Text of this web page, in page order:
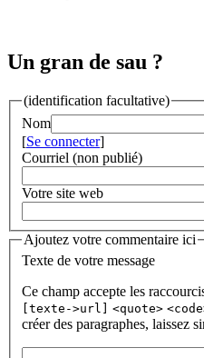
Un gran de sau ?
(identification facultative)
Nom
[Se connecter]
Courriel (non publié)
Votre site web
Ajoutez votre commentaire ici
Texte de votre message
Ce champ accepte les
[texte->url]
<quote>
créer des paragraphes, laissez